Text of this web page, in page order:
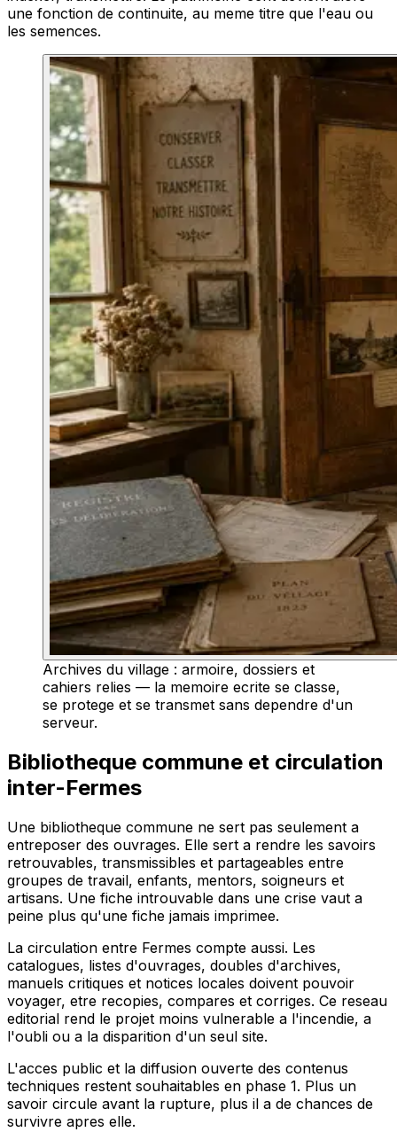
une fonction de continuite, au meme titre que l'eau ou
les semences.
Archives du village : armoire, dossiers et
cahiers relies — la memoire ecrite se classe,
se protege et se transmet sans dependre d'un
serveur.
Bibliotheque commune et circulation
inter-Fermes
Une bibliotheque commune ne sert pas seulement a
entreposer des ouvrages. Elle sert a rendre les savoirs
retrouvables, transmissibles et partageables entre
groupes de travail, enfants, mentors, soigneurs et
artisans. Une fiche introuvable dans une crise vaut a
peine plus qu'une fiche jamais imprimee.
La circulation entre Fermes compte aussi. Les
catalogues, listes d'ouvrages, doubles d'archives,
manuels critiques et notices locales doivent pouvoir
voyager, etre recopies, compares et corriges. Ce reseau
editorial rend le projet moins vulnerable a l'incendie, a
l'oubli ou a la disparition d'un seul site.
L'acces public et la diffusion ouverte des contenus
techniques restent souhaitables en phase 1. Plus un
savoir circule avant la rupture, plus il a de chances de
survivre apres elle.